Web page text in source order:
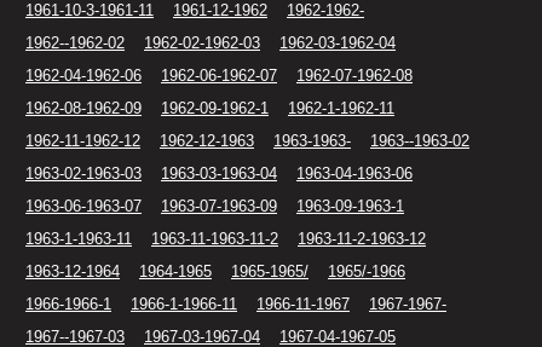
1961-10-3-1961-11
1961-12-1962
1962-1962-
1962--1962-02
1962-02-1962-03
1962-03-1962-04
1962-04-1962-06
1962-06-1962-07
1962-07-1962-08
1962-08-1962-09
1962-09-1962-1
1962-1-1962-11
1962-11-1962-12
1962-12-1963 1963-1963-
1963--1963-02
1963-02-1963-03
1963-03-1963-04
1963-04-1963-06
1963-06-1963-07
1963-07-1963-09
1963-09-1963-1
1963-1-1963-11
1963-11-1963-11-2
1963-11-2-1963-12
1963-12-1964
1964-1965 1965-1965/
1965/-1966
1966-1966-1
1966-1-1966-11 1966-11-1967
1967-1967-
1967--1967-03
1967-03-1967-04
1967-04-1967-05